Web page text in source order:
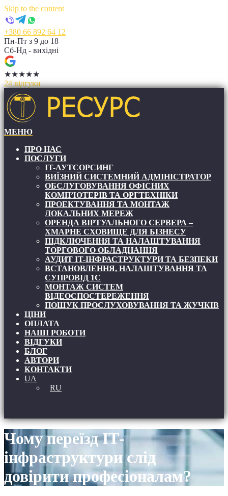
Skip to the content
+380 66 892 64 12
Пн-Пт з 9 до 18
Сб-Нд - вихідні
★★★★★
24 відгуки
МЕНЮ
ПРО НАС
ПОСЛУГИ
IT-АУТСОРСИНГ
ВИЇЗНИЙ СИСТЕМНИЙ АДМІНІСТРАТОР
ОБСЛУГОВУВАННЯ ОФІСНИХ
КОМП’ЮТЕРІВ ТА ОРГТЕХНІКИ
ПРОЕКТУВАННЯ ТА МОНТАЖ
ЛОКАЛЬНИХ МЕРЕЖ
ОРЕНДА ВІРТУАЛЬНОГО СЕРВЕРА –
ХМАРНЕ СХОВИЩЕ ДЛЯ БІЗНЕСУ
ПІДКЛЮЧЕННЯ ТА НАЛАШТУВАННЯ
ТОРГОВОГО ОБЛАДНАННЯ
АУДИТ IT-ІНФРАСТРУКТУРИ ТА БЕЗПЕКИ
ВСТАНОВЛЕННЯ, НАЛАШТУВАННЯ ТА
СУПРОВІД 1С
МОНТАЖ СИСТЕМ
ВІДЕОСПОСТЕРЕЖЕННЯ
ПОШУК ПРОСЛУХОВУВАННЯ ТА ЖУЧКІВ
ЦІНИ
ОПЛАТА
НАШІ РОБОТИ
ВІДГУКИ
БЛОГ
АВТОРИ
КОНТАКТИ
UA
RU
Чому переїзд ІТ-
інфраструктури слід
довірити професіоналам?